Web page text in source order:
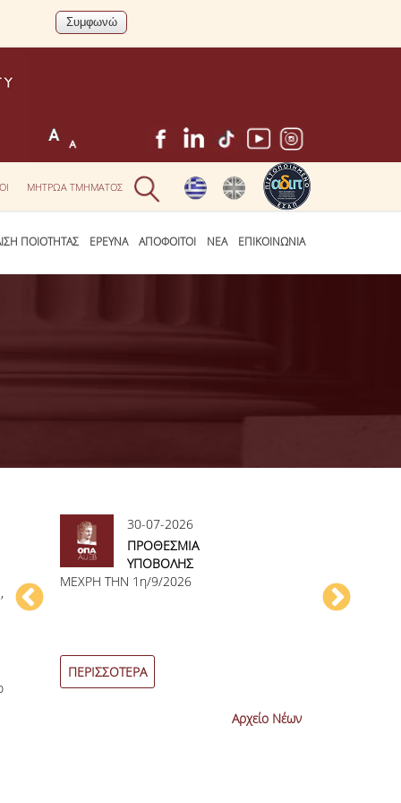
ΜΗΤΡΩΑ ΤΜΗΜΑΤΟΣ
ΠΟΙΟΤΗΤΑΣ ΕΡΕΥΝΑ ΑΠΟΦΟΙΤΟΙ ΝΕΑ ΕΠΙΚΟΙΝΩΝΙΑ
30-07-2026
ΠΡΟΘΕΣΜΙΑ
ΥΠΟΒΟΛΗΣ
ΑΙΤΗΣΕΩΝ ΠΤΥΧΙΟΥ
ΜΕΧΡΗ ΤΗΝ 1η/9/2026
ΠΕΡΙΣΣΟΤΕΡΑ
Αρχείο Νέων